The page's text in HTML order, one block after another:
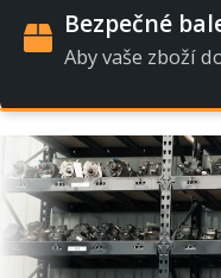
Bezpečné
Aby vaše zboží